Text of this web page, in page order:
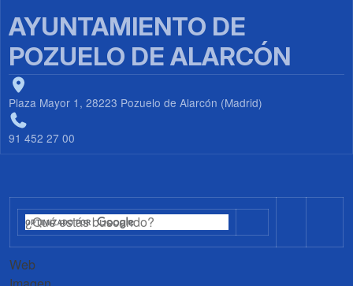
AYUNTAMIENTO DE
POZUELO DE ALARCÓN
Plaza Mayor 1, 28223 Pozuelo de Alarcón (Madrid)
91 452 27 00
Web